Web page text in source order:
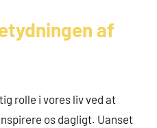
af
rolle i vores liv ved at
os dagligt. Uanset